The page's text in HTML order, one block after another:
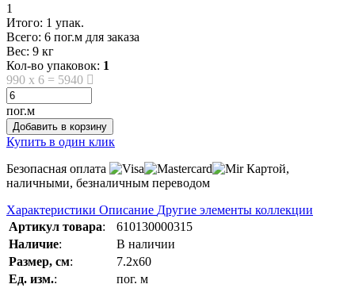
1
Итого: 1 упак.
Всего: 6 пог.м для заказа
Вес: 9 кг
Кол-во упаковок: 1
990 x 6 = 5940
пог.м
Добавить в корзину
Купить в один клик
Безопасная оплата
Картой,
наличными, безналичным переводом
Характеристики Описание Другие элементы коллекции
Артикул товара:
610130000315
Наличие:
В наличии
Размер, см:
7.2x60
Ед. изм.:
пог. м